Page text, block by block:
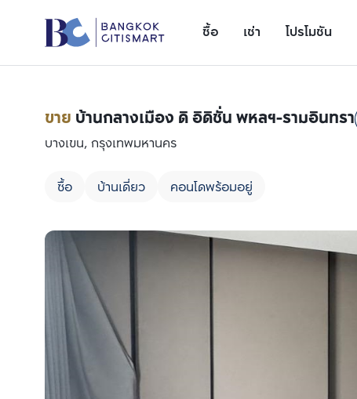
ซื้อ เช่า โปรโมชัน
ขาย บ้านกลางเมือง ดิ อิดิชั่น พหลฯ-รามอินทรา
บางเขน, กรุงเทพมหานคร
ซื้อ บ้านเดี่ยว คอนโดพร้อมอยู่